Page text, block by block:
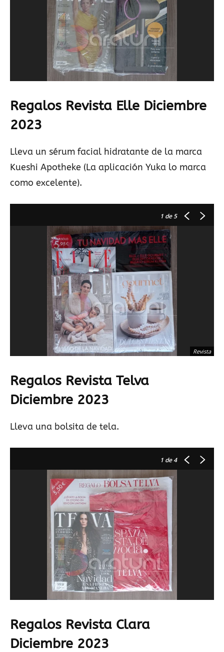
Regalos Revista Elle Diciembre
2023
Lleva un sérum facial hidratante de la marca
Kueshi Apotheke (La aplicación Yuka lo marca
como excelente).
1 de 5
Revista
Regalos Revista Telva
Diciembre 2023
Lleva una bolsita de tela.
1 de 4
Regalos Revista Clara
Diciembre 2023